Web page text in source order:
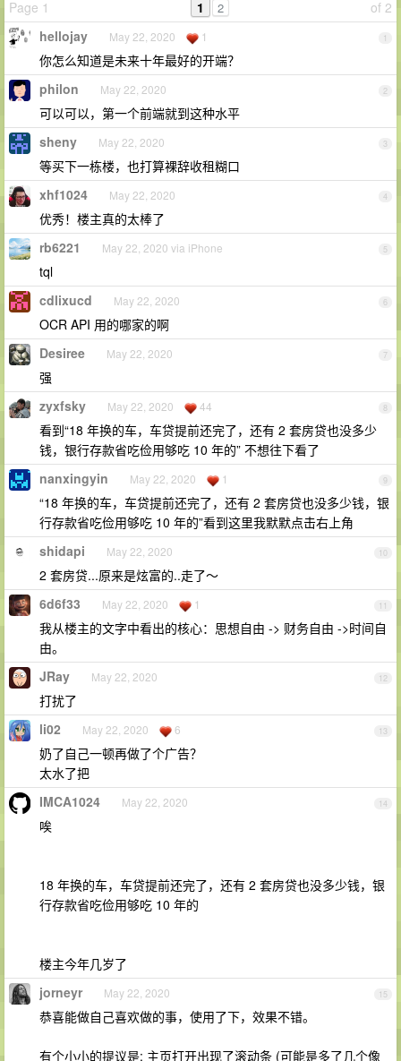
Page 1
of 2
1 2
1
hellojay May 22, 2020 1
你怎么知道是未来十年最好的开端？
2
philon May 22, 2020
可以可以，第一个前端就到这种水平
3
sheny May 22, 2020
等买下一栋楼，也打算裸辞收租糊口
4
xhf1024 May 22, 2020
优秀！楼主真的太棒了
5
rb6221 May 22, 2020 via iPhone
tql
6
cdlixucd May 22, 2020
OCR API 用的哪家的啊
7
Desiree May 22, 2020
强
8
zyxfsky May 22, 2020 44
看到“18 年换的车，车贷提前还完了，还有 2 套房贷也没多少
钱，银行存款省吃俭用够吃 10 年的” 不想往下看了
9
nanxingyin May 22, 2020 1
“18 年换的车，车贷提前还完了，还有 2 套房贷也没多少钱，银
行存款省吃俭用够吃 10 年的”看到这里我默默点击右上角
10
shidapi May 22, 2020
2 套房贷...原来是炫富的..走了～
11
6d6f33 May 22, 2020 1
我从楼主的文字中看出的核心：思想自由 -> 财务自由 ->时间自
由。
12
JRay May 22, 2020
打扰了
13
li02 May 22, 2020 6
奶了自己一顿再做了个广告？
太水了把
14
IMCA1024 May 22, 2020
唉
18 年换的车，车贷提前还完了，还有 2 套房贷也没多少钱，银
行存款省吃俭用够吃 10 年的
楼主今年几岁了
15
jorneyr May 22, 2020
恭喜能做自己喜欢做的事，使用了下，效果不错。
有个小小的提议是: 主页打开出现了滚动条 (可能是多了几个像